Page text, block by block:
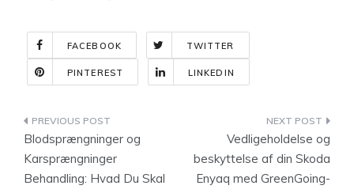
FACEBOOK TWITTER
PINTEREST LINKEDIN
Indlægsnavigation
Blodsprængninger og
Karsprængninger
Behandling: Hvad Du Skal
Vedligeholdelse og
beskyttelse af din Skoda
Enyaq med GreenGoing-